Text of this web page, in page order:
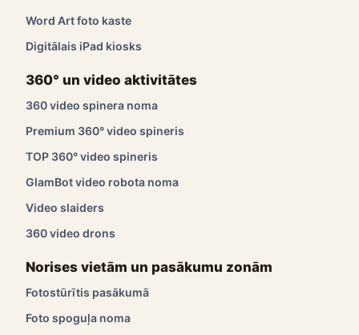
Word Art foto kaste
Digitālais iPad kiosks
360° un video aktivitātes
360 video spinera noma
Premium 360° video spineris
TOP 360° video spineris
GlamBot video robota noma
Video slaiders
360 video drons
Norises vietām un pasākumu zonām
Fotostūrītis pasākumā
Foto spoguļa noma